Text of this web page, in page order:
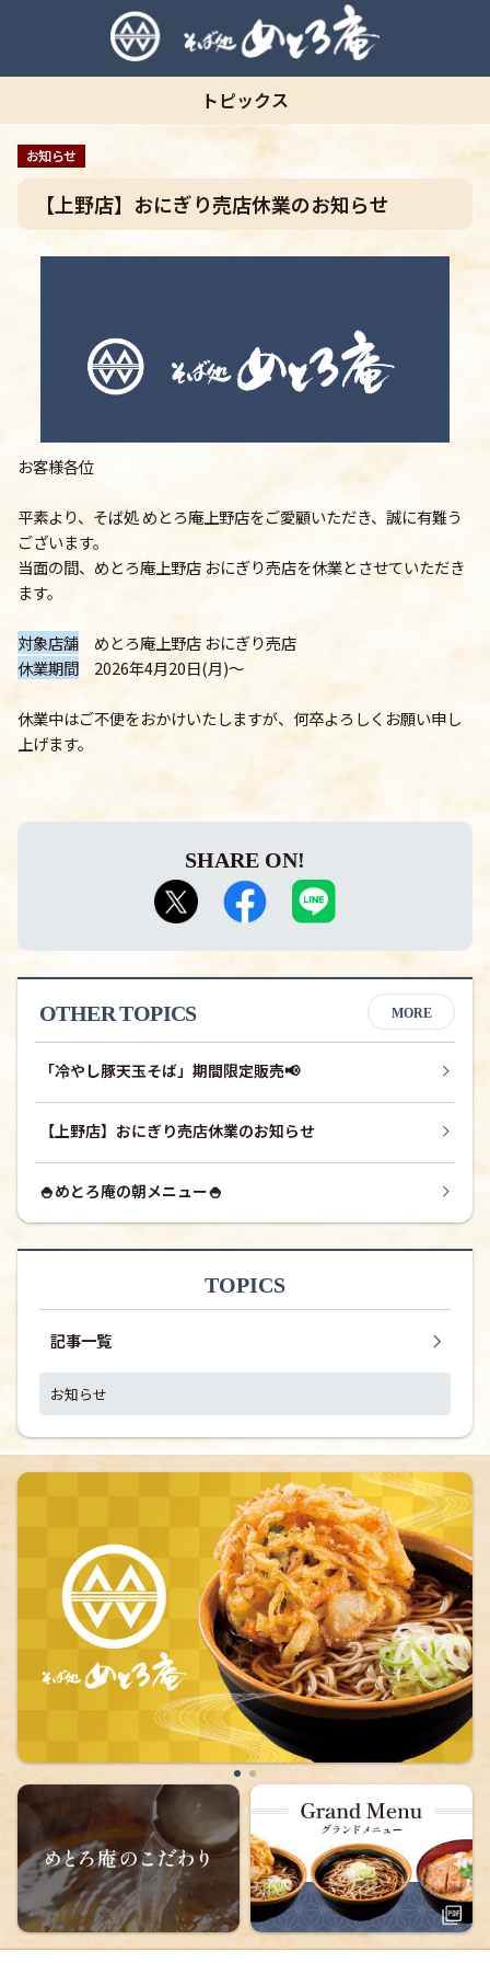
トピックス
お知らせ
【上野店】おにぎり売店休業のお知らせ
お客様各位
平素より、そば処 めとろ庵上野店をご愛顧いただき、誠に有難う
ございます。
当面の間、めとろ庵上野店 おにぎり売店を休業とさせていただき
ます。
対象店舗 めとろ庵上野店 おにぎり売店
休業期間 2026年4月20日(月)～
休業中はご不便をおかけいたしますが、何卒よろしくお願い申し
上げます。
OTHER TOPICS MORE
「冷やし豚天玉そば」期間限定販売📢
【上野店】おにぎり売店休業のお知らせ
🍚めとろ庵の朝メニュー🍚
TOPICS
記事一覧
お知らせ